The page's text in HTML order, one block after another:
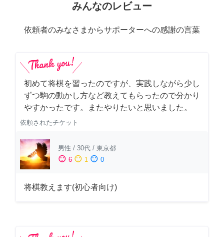
みんなのレビュー
依頼者のみなさまからサポーターへの感謝の言葉
初めて将棋を習ったのですが、実践しながら少し
ずつ駒の動かし方など教えてもらったので分かり
やすかったです。またやりたいと思いました。
依頼されたチケット
男性 / 30代 / 東京都
sentiment_satisfied 6 sentiment_neutral 1 sentiment_dissatisfied 0
将棋教えます(初心者向け)